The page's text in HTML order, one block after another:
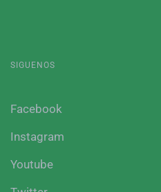
SIGUENOS
Facebook
Instagram
Youtube